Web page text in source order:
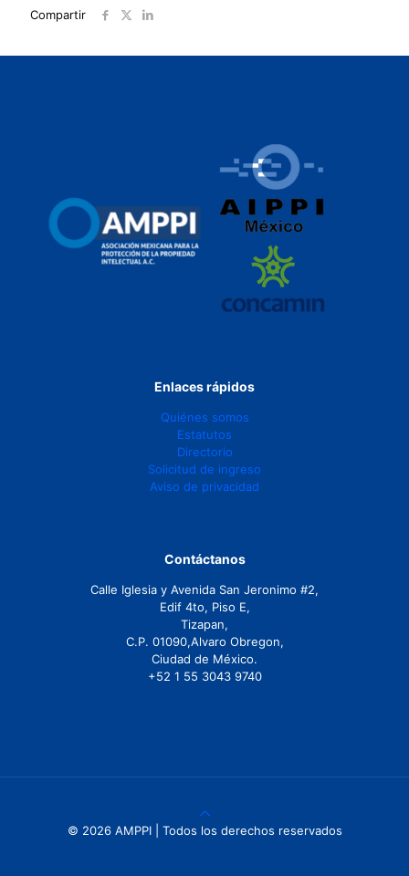
Compartir
Enlaces rápidos
Quiénes somos
Estatutos
Directorio
Solicitud de ingreso
Aviso de privacidad
Contáctanos
Calle Iglesia y Avenida San Jeronimo #2,
Edif 4to, Piso E,
Tizapan,
C.P. 01090,Alvaro Obregon,
Ciudad de México.
+52 1 55 3043 9740
© 2026 AMPPI | Todos los derechos reservados